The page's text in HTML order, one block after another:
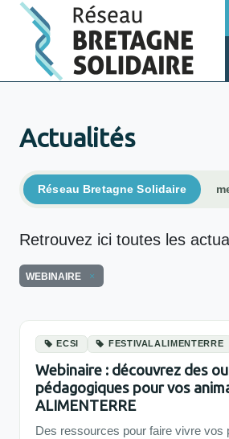
Actualités
Réseau Bretagne Solidaire
Retrouvez ici toutes les
WEBINAIRE
ECSI FESTIVALALIMENTERRE
Webinaire : découvrez des
pédagogiques pour vos
ALIMENTERRE
Des ressources pour faire vivre vos